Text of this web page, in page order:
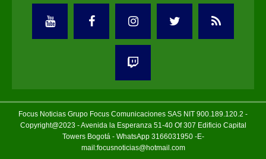
Focus Noticias Grupo Focus Comunicaciones SAS NIT 900.189.120.2 -
Copyright@2023 - Avenida la Esperanza 51-40 Of 307 Edificio Capital
Towers Bogotá - WhatsApp 3166031950 -E-
mail:focusnoticias@hotmail.com